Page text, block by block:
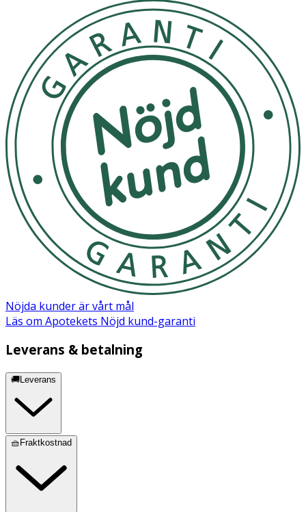
Nöjda kunder är vårt mål
Läs om Apotekets Nöjd kund-garanti
Leverans & betalning
🚚Leverans
🧺Fraktkostnad